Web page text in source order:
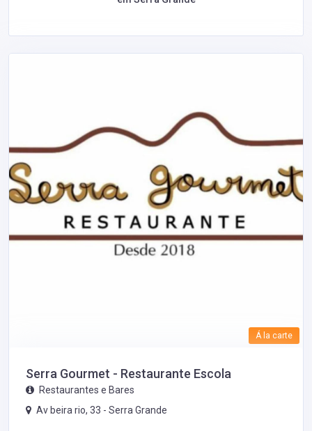
Á la carte
Serra Gourmet - Restaurante Escola
Restaurantes e Bares
Av beira rio, 33 - Serra Grande